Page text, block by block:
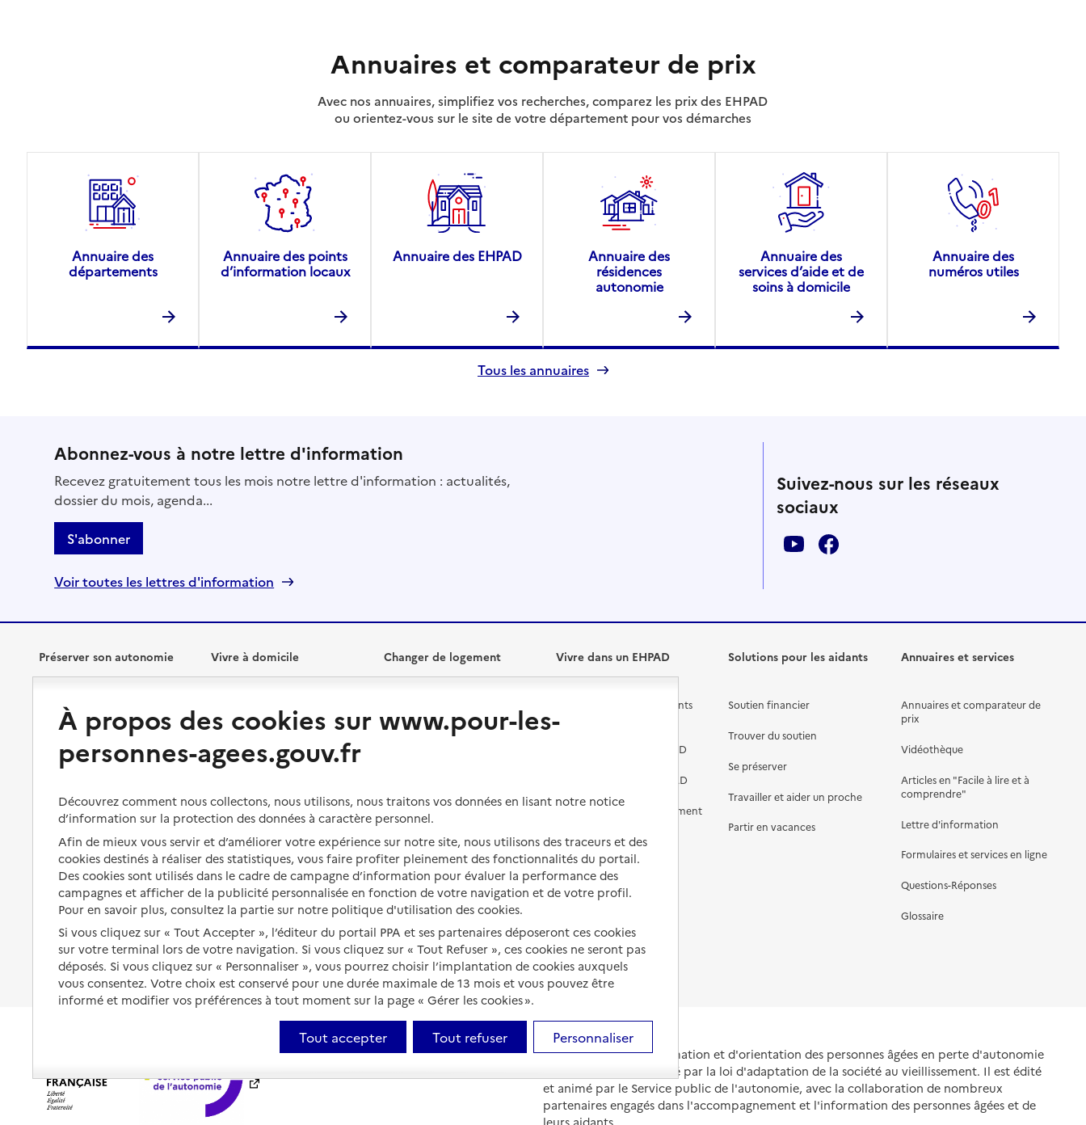
Annuaires et comparateur de prix
Avec nos annuaires, simplifiez vos recherches, comparez les prix des EHPAD
ou orientez-vous sur le site de votre département pour vos démarches
Annuaire des
départements
Annuaire des points
d’information locaux
Annuaire des EHPAD
Annuaire des
résidences
autonomie
Annuaire des
services d’aide et de
soins à domicile
Annuaire des
numéros utiles
Tous les annuaires
Abonnez-vous à notre lettre d'information
Recevez gratuitement tous les mois notre lettre d'information : actualités,
dossier du mois, agenda...
S'abonner
Voir toutes les lettres d'information
Suivez-nous sur les réseaux
sociaux
Préserver son autonomie
Perte d'autonomie : évaluation
et droits
Aménager son logement et
s'équiper
santé
Organiser à l'avance sa propre
protection
Les mesures de protection
Les obligations de la famille
À qui s’adresser ?
Les politiques du grand âge
Vivre à domicile
Aides financières
Solutions d'accueil temporaire
Partager son logement
Vivre à domicile avec une
maladie ou un handicap
Être hospitalisé
Fin de vie à domicile
Changer de logement
Vivre dans une résidence avec
Vivre en accueil familial
Autres solutions de logement
Vivre dans un EHPAD
Les différents établissements
Préparer l'entrée en EHPAD
Aides financières en EHPAD
Prévention, accompagnement
Comprendre les prix en
EHPAD
Droits en EHPAD
Fin de vie en EHPAD
Solutions pour les aidants
Soutien financier
Trouver du soutien
Se préserver
Travailler et aider un proche
Partir en vacances
Annuaires et services
Annuaires et comparateur de
prix
Vidéothèque
Articles en "Facile à lire et à
comprendre"
Lettre d'information
Formulaires et services en ligne
Questions-Réponses
Glossaire
Portail national d'information et d'orientation des personnes âgées en perte d'autonomie
et de leurs proches, créé par la loi d'adaptation de la société au vieillissement. Il est édité
et animé par le Service public de l'autonomie, avec la collaboration de nombreux
partenaires engagés dans l'accompagnement et l'information des personnes âgées et de
leurs aidants.
À propos des cookies sur www.pour-les-
personnes-agees.gouv.fr
Découvrez comment nous collectons, nous utilisons, nous traitons vos données en lisant notre notice
d’information sur la protection des données à caractère personnel.
Afin de mieux vous servir et d’améliorer votre expérience sur notre site, nous utilisons des traceurs et des
cookies destinés à réaliser des statistiques, vous faire profiter pleinement des fonctionnalités du portail.
Des cookies sont utilisés dans le cadre de campagne d’information pour évaluer la performance des
campagnes et afficher de la publicité personnalisée en fonction de votre navigation et de votre profil.
Pour en savoir plus, consultez la partie sur notre politique d'utilisation des cookies.
Si vous cliquez sur « Tout Accepter », l’éditeur du portail PPA et ses partenaires déposeront ces cookies
sur votre terminal lors de votre navigation. Si vous cliquez sur « Tout Refuser », ces cookies ne seront pas
déposés. Si vous cliquez sur « Personnaliser », vous pourrez choisir l’implantation de cookies auxquels
vous consentez. Votre choix est conservé pour une durée maximale de 13 mois et vous pouvez être
informé et modifier vos préférences à tout moment sur la page « Gérer les cookies ».
Tout accepter Tout refuser Personnaliser